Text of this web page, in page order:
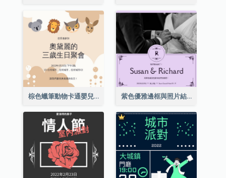
棕色蠟筆動物卡通嬰兒生日邀請 紫色優雅邊框與照片結婚請柬